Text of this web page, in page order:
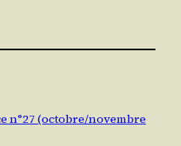
n°27 (octobre/novembre